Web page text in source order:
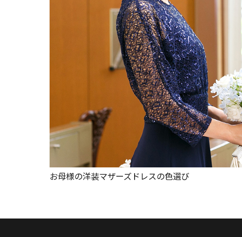
お母様の洋装マザーズドレスの色選び